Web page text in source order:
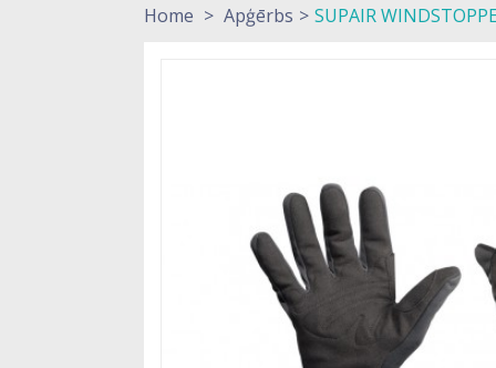
Home > Apģērbs > SUPAIR